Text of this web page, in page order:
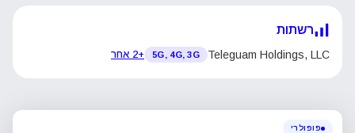
רשתות
Teleguam Holdings, LLC
5G, 4G, 3G +2 אחר
פופולרי